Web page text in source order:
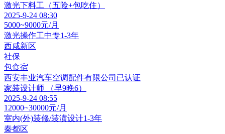
激光下料工（五险+包吃住）
2025-9-24 08:30
5000~9000元/月
激光操作工中专1-3年
西咸新区
社保
包食宿
西安丰业汽车空调配件有限公司 已认证
家装设计师 （早9晚6）
2025-9-24 08:55
12000~30000元/月
室内(外)装修/装潢设计1-3年
秦都区